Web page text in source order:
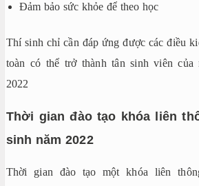
Đảm bảo sức khỏe để theo học
Thí sinh chỉ cần đáp ứng được các điều
toàn có thể trở thành tân sinh viên của
2022
Thời gian đào tạo khóa liên
sinh năm 2022
Thời gian đào tạo một khóa liên